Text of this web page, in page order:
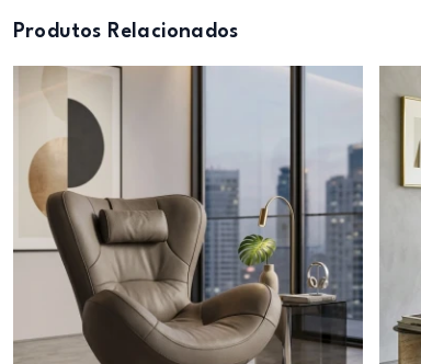
Produtos Relacionados